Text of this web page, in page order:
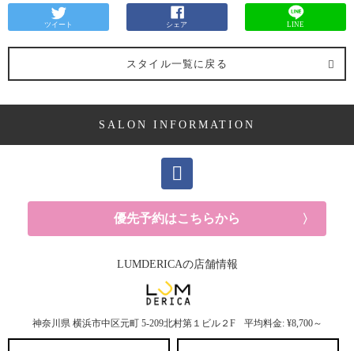
ツイート シェア LINE
スタイル一覧に戻る
SALON INFORMATION
優先予約はこちらから
LUMDERICAの店舗情報
神奈川県 横浜市中区元町 5-209北村第１ビル２F 平均料金: ¥8,700～